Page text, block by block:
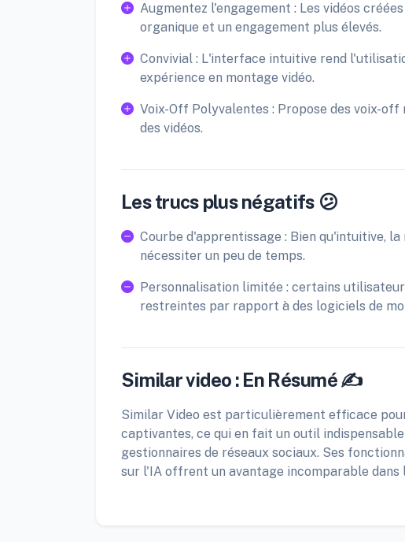
Augmentez l'engagement : Les vidéos
organique et un engagement plus élevés.
Convivial : L'interface intuitive rend
expérience en montage vidéo.
Voix-Off Polyvalentes : Propose des voix-
des vidéos.
Les trucs plus négatifs 😕
Courbe d'apprentissage : Bien qu'intuitive,
nécessiter un peu de temps.
Personnalisation limitée : certains
restreintes par rapport à des logiciels de
Similar video : En Résumé ✍️
Similar Video est particulièrement efficace
captivantes, ce qui en fait un outil
gestionnaires de réseaux sociaux. Ses
sur l'IA offrent un avantage incomparable dans